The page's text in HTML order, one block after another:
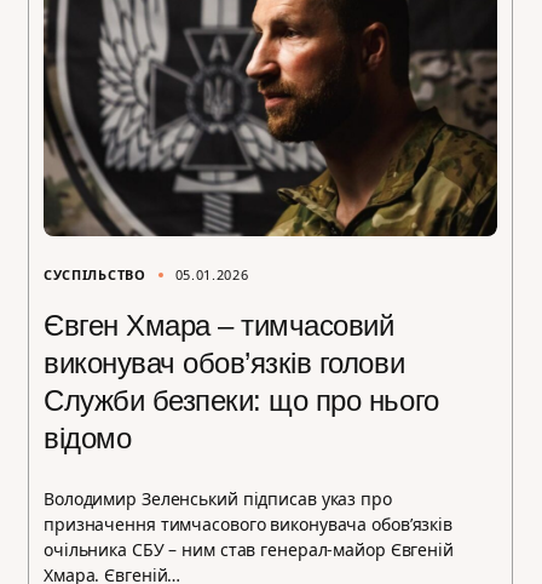
СУСПІЛЬСТВО 05.01.2026
Євген Хмара – тимчасовий
виконувач обов’язків голови
Служби безпеки: що про нього
відомо
Володимир Зеленський підписав указ про
призначення тимчасового виконувача обов’язків
очільника СБУ – ним став генерал-майор Євгеній
Хмара. Євгеній…